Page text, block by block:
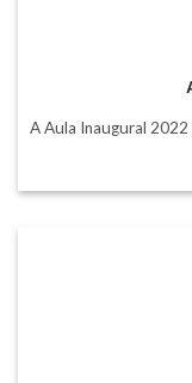
A Aula Inaugural 2022